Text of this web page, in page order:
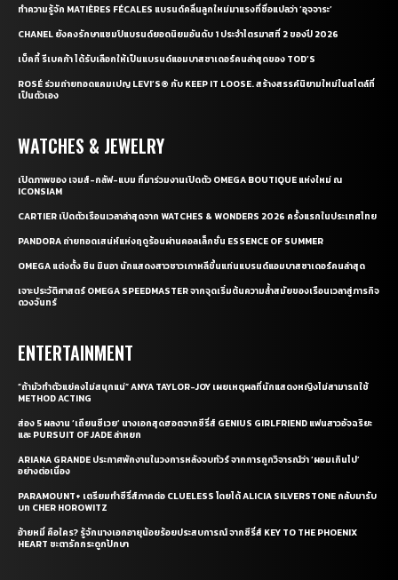
ทำความรู้จัก MATIÈRES FÉCALES แบรนด์คลื่นลูกใหม่มาแรงที่ชื่อแปลว่า ‘อุจจาระ’
CHANEL ยังคงรักษาแชมป์แบรนด์ยอดนิยมอันดับ 1 ประจำไตรมาสที่ 2 ของปี 2026
เบ็คกี้ รีเบคก้า ได้รับเลือกให้เป็นแบรนด์แอมบาสซาเดอร์คนล่าสุดของ TOD’S
ROSÉ ร่วมถ่ายทอดแคมเปญ LEVI’S® กับ KEEP IT LOOSE. สร้างสรรค์นิยามใหม่ในสไตล์ที่
เป็นตัวเอง
WATCHES & JEWELRY
เปิดภาพของ เจมส์-กลัฟ-แบม ที่มาร่วมงานเปิดตัว OMEGA BOUTIQUE แห่งใหม่ ณ
ICONSIAM
CARTIER เปิดตัวเรือนเวลาล่าสุดจาก WATCHES & WONDERS 2026 ครั้งแรกในประเทศไทย
PANDORA ถ่ายทอดเสน่ห์แห่งฤดูร้อนผ่านคอลเล็กชั่น ESSENCE OF SUMMER
OMEGA แต่งตั้ง ชิน มินอา นักแสดงสาวชาวเกาหลีขึ้นแท่นแบรนด์แอมบาสซาเดอร์คนล่าสุด
เจาะประวัติศาสตร์ OMEGA SPEEDMASTER จากจุดเริ่มต้นความล้ำสมัยของเรือนเวลาสู่ภารกิจ
ดวงจันทร์
ENTERTAINMENT
“ถ้ามัวทำตัวแย่คงไม่สนุกแน่” ANYA TAYLOR-JOY เผยเหตุผลที่นักแสดงหญิงไม่สามารถใช้
METHOD ACTING
ส่อง 5 ผลงาน ‘เถียนซีเวย’ นางเอกสุดฮอตจากซีรี่ส์ GENIUS GIRLFRIEND แฟนสาวอัจฉริยะ
และ PURSUIT OF JADE ล่าหยก
ARIANA GRANDE ประกาศพักงานในวงการหลังจบทัวร์ จากการถูกวิจารณ์ว่า ‘ผอมเกินไป’
อย่างต่อเนื่อง
PARAMOUNT+ เตรียมทำซีรี่ส์ภาคต่อ CLUELESS โดยได้ ALICIA SILVERSTONE กลับมารับ
บท CHER HOROWITZ
อ้ายหมี่ คือใคร? รู้จักนางเอกอายุน้อยร้อยประสบการณ์ จากซีรี่ส์ KEY TO THE PHOENIX
HEART ชะตารักกระดูกปักษา